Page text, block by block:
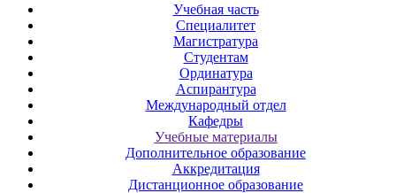
Учебная часть
Специалитет
Магистратура
Студентам
Ординатура
Аспирантура
Международный отдел
Кафедры
Учебные материалы
Дополнительное образование
Аккредитация
Дистанционное образование